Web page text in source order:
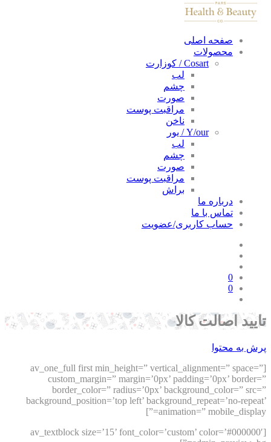
صفحه اصلی
محصولات
Cosart / کوزارت
لب
چشم
صورت
مراقبت پوست
ناخن
Y/our / یور
لب
چشم
صورت
مراقبت پوست
براش
درباره ما
تماس با ما
حساب کاربری/عضویت
0
0
اصالت کالا
به محتوا
[av_one_full first min_height=” vertical_alignment=”
custom_margin=” margin=’0px’ padding=’0px’
border_color=” radius=’0px’ background_color=”
background_position=’top left’ background_repeat=’no-
animation=”
[av_textblock size=’15’ font_color=’custom’